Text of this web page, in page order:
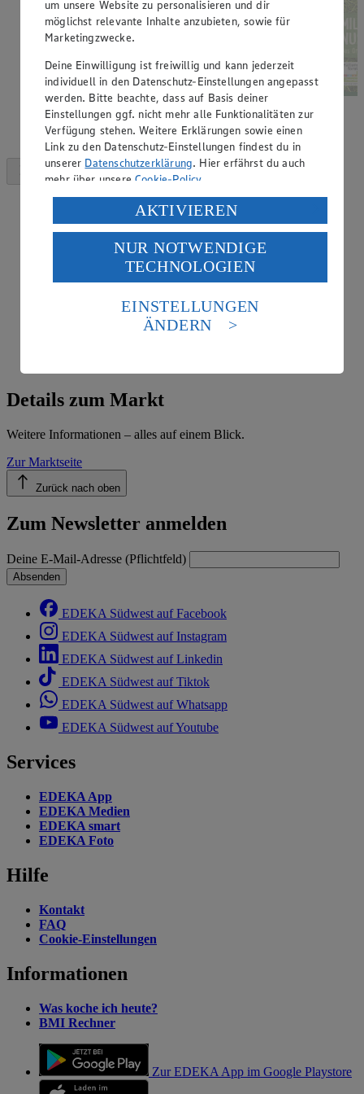
Details zum Markt
Weitere Informationen – alles auf einem Blick.
Zur Marktseite
Zurück nach oben
Zum Newsletter anmelden
Deine E-Mail-Adresse (Pflichtfeld)
Absenden
EDEKA Südwest auf Facebook
EDEKA Südwest auf Instagram
EDEKA Südwest auf Linkedin
EDEKA Südwest auf Tiktok
EDEKA Südwest auf Whatsapp
EDEKA Südwest auf Youtube
Services
EDEKA App
EDEKA Medien
EDEKA smart
EDEKA Foto
Hilfe
Kontakt
FAQ
Cookie-Einstellungen
Informationen
Was koche ich heute?
BMI Rechner
Zur EDEKA App im Google Playstore
um unsere Website zu personalisieren und dir
möglichst relevante Inhalte anzubieten, sowie für
Marketingzwecke.
Deine Einwilligung ist freiwillig und kann jederzeit
individuell in den Datenschutz-Einstellungen angepasst
werden. Bitte beachte, dass auf Basis deiner
Einstellungen ggf. nicht mehr alle Funktionalitäten zur
Verfügung stehen. Weitere Erklärungen sowie einen
Link zu den Datenschutz-Einstellungen findest du in
unserer Datenschutzerklärung. Hier erfährst du auch
mehr über unsereCookie-Policy.
Verarbeitung deiner personenbezogenen Daten in den
USA durch Facebook und YouTube:
Wenn du auf „Aktivieren“ klickst, willigst du im Sinne
des Art. 49 Abs. 1 Satz 1 lit. a) DSGVO ein, dass deine
Daten in den USA verarbeitet werden. Der EuGH sieht
die USA als Land mit einem nach europäischen
Standards nicht angemessenen Datenschutzniveau an.
Es besteht das Risiko eines Zugriffs durch US-
Informationen zum Herausgeber der Seite findest du
im
Impressum
AKTIVIEREN
NUR NOTWENDIGE
TECHNOLOGIEN
EINSTELLUNGEN
ÄNDERN